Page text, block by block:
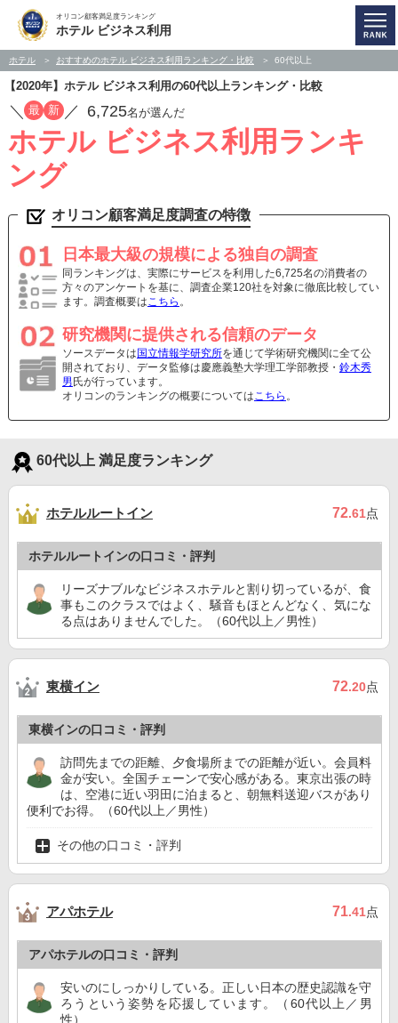
オリコン顧客満足度ランキング
ホテル ビジネス利用
ホテル おすすめのホテル ビジネス利用ランキング・比較 60代以上
【2020年】ホテル ビジネス利用の60代以上ランキング・比較
／ 最 新 ／ 6,725名が選んだ
ホテル ビジネス利用ランキ
ング
オリコン顧客満足度調査の特徴
日本最大級の規模による独自の調査
同ランキングは、実際にサービスを利用した6,725名の消費者の
方々のアンケートを基に、調査企業120社を対象に徹底比較してい
ます。調査概要はこちら 。
研究機関に提供される信頼のデータ
ソースデータは 国立情報学研究所を通じて学術研究機関に全て公
開されており、データ監修は慶應義塾大学理工学部教授・ 鈴木秀
男 氏が行っています。
オリコンのランキングの概要についてはこちら 。
60代以上 満足度ランキング
ホテルルートイン 72.61点
ホテルルートインの口コミ・評判
リーズナブルなビジネスホテルと割り切っているが、食
事もこのクラスではよく、騒音もほとんどなく、気にな
る点はありませんでした。（60代以上／男性）
東横イン 72.20点
東横インの口コミ・評判
訪問先までの距離、夕食場所までの距離が近い。会員料
金が安い。全国チェーンで安心感がある。東京出張の時
は、空港に近い羽田に泊まると、朝無料送迎バスがあり
便利でお得。（60代以上／男性）
その他の口コミ・評判
アパホテル 71.41点
アパホテルの口コミ・評判
安いのにしっかりしている。正しい日本の歴史認識を守
ろうという姿勢を応援しています。（60代以上／男
性）